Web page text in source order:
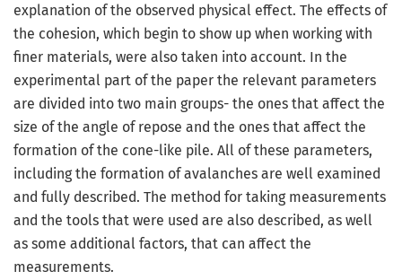
explanation of the observed physical effect. The effects of
the cohesion, which begin to show up when working with
finer materials, were also taken into account. In the
experimental part of the paper the relevant parameters
are divided into two main groups- the ones that affect the
size of the angle of repose and the ones that affect the
formation of the cone-like pile. All of these parameters,
including the formation of avalanches are well examined
and fully described. The method for taking measurements
and the tools that were used are also described, as well
as some additional factors, that can affect the
measurements.